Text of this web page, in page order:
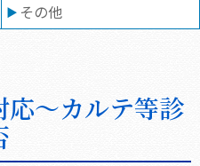
その他
～カルテ等診